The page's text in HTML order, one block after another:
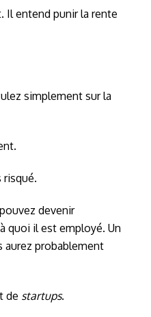
Il entend punir la rente
simplement sur la
risqué.
devenir
quoi il est employé. Un
aurez probablement
de startups.